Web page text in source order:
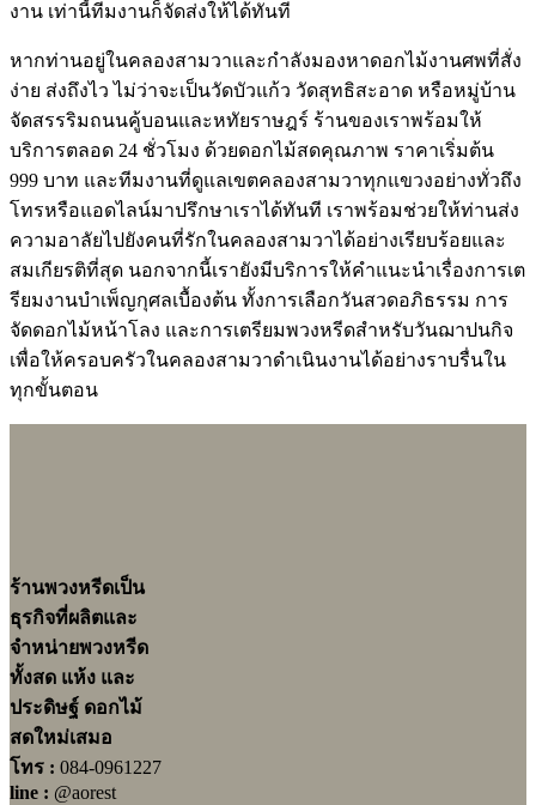
งาน เท่านี้ทีมงานก็จัดส่งให้ได้ทันที
หากท่านอยู่ในคลองสามวาและกำลังมองหาดอกไม้งานศพที่สั่ง
ง่าย ส่งถึงไว ไม่ว่าจะเป็นวัดบัวแก้ว วัดสุทธิสะอาด หรือหมู่บ้าน
จัดสรรริมถนนคู้บอนและหทัยราษฎร์ ร้านของเราพร้อมให้
บริการตลอด 24 ชั่วโมง ด้วยดอกไม้สดคุณภาพ ราคาเริ่มต้น
999 บาท และทีมงานที่ดูแลเขตคลองสามวาทุกแขวงอย่างทั่วถึง
โทรหรือแอดไลน์มาปรึกษาเราได้ทันที เราพร้อมช่วยให้ท่านส่ง
ความอาลัยไปยังคนที่รักในคลองสามวาได้อย่างเรียบร้อยและ
สมเกียรติที่สุด นอกจากนี้เรายังมีบริการให้คำแนะนำเรื่องการเต
รียมงานบำเพ็ญกุศลเบื้องต้น ทั้งการเลือกวันสวดอภิธรรม การ
จัดดอกไม้หน้าโลง และการเตรียมพวงหรีดสำหรับวันฌาปนกิจ
เพื่อให้ครอบครัวในคลองสามวาดำเนินงานได้อย่างราบรื่นใน
ทุกขั้นตอน
ร้านพวงหรีดเป็น
ธุรกิจที่ผลิตและ
จำหน่ายพวงหรีด
ทั้งสด แห้ง และ
ประดิษฐ์ ดอกไม้
สดใหม่เสมอ
โทร : 084-0961227
line : @aorest